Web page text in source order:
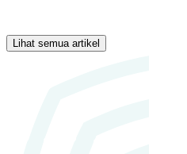
Lihat semua artikel